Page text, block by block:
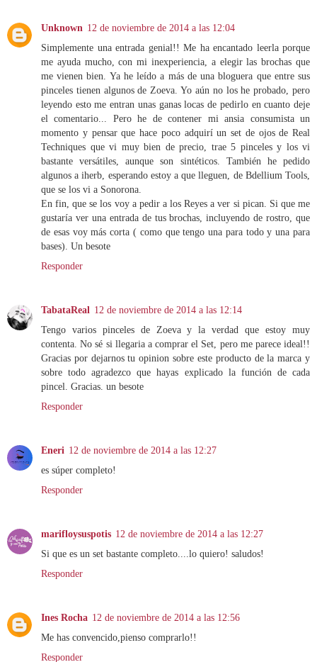
Unknown 12 de noviembre de 2014 a las 12:04
Simplemente una entrada genial!! Me ha encantado leerla porque
me ayuda mucho, con mi inexperiencia, a elegir las brochas que
me vienen bien. Ya he leído a más de una bloguera que entre sus
pinceles tienen algunos de Zoeva. Yo aún no los he probado, pero
leyendo esto me entran unas ganas locas de pedirlo en cuanto deje
el comentario... Pero he de contener mi ansia consumista un
momento y pensar que hace poco adquirí un set de ojos de Real
Techniques que vi muy bien de precio, trae 5 pinceles y los vi
bastante versátiles, aunque son sintéticos. También he pedido
algunos a iherb, esperando estoy a que lleguen, de Bdellium Tools,
que se los vi a Sonorona.
En fin, que se los voy a pedir a los Reyes a ver si pican. Si que me
gustaría ver una entrada de tus brochas, incluyendo de rostro, que
de esas voy más corta ( como que tengo una para todo y una para
bases). Un besote
Responder
TabataReal 12 de noviembre de 2014 a las 12:14
Tengo varios pinceles de Zoeva y la verdad que estoy muy
contenta. No sé si llegaria a comprar el Set, pero me parece ideal!!
Gracias por dejarnos tu opinion sobre este producto de la marca y
sobre todo agradezco que hayas explicado la función de cada
pincel. Gracias. un besote
Responder
Eneri 12 de noviembre de 2014 a las 12:27
es súper completo!
Responder
marifloysuspotis 12 de noviembre de 2014 a las 12:27
Si que es un set bastante completo....lo quiero! saludos!
Responder
Ines Rocha 12 de noviembre de 2014 a las 12:56
Me has convencido,pienso comprarlo!!
Responder